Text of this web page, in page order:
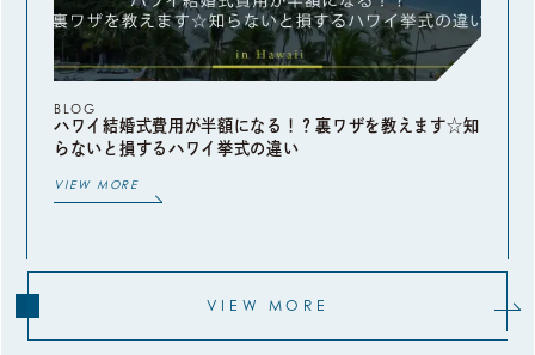
BLOG
ハワイ結婚式費用が半額になる！？裏ワザを教えます☆知
らないと損するハワイ挙式の違い
VIEW MORE
VIEW MORE